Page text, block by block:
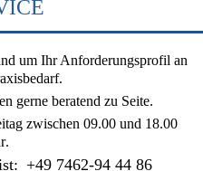
um Ihr Anforderungsprofil an
gerne beratend zu Seite.
zwischen 09.00 und 18.00
.
+49 7462-94 44 86